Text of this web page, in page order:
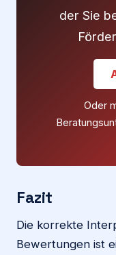
der Sie
Oder
Fazit
Die korrekte
Bewertungen ist